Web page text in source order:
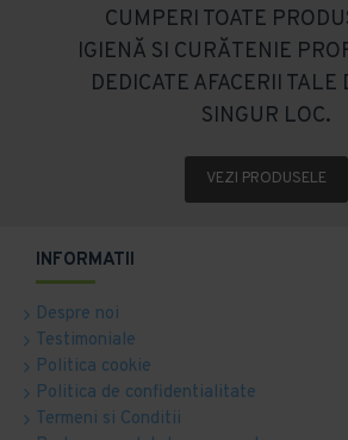
CUMPERI TOATE
IGIENĂ SI CURĂTENIE
DEDICATE AFACERII
SINGUR LOC.
VEZI PRODUSELE
INFORMATII
Despre noi
Testimoniale
Politica cookie
Politica de confidentialitate
Termeni si Conditii